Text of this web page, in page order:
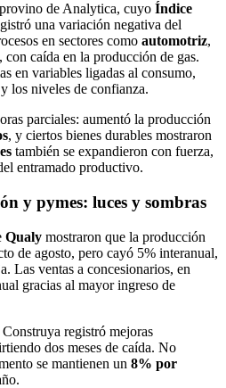
de Analytica, cuyo Índice
una variación negativa del
en sectores como automotriz,
, con caída en la producción de gas.
en variables ligadas al consumo,
los niveles de confianza.
parciales: aumentó la producción
, y ciertos bienes durables mostraron
también se expandieron con fuerza,
entramado productivo.
y pymes: luces y sombras
Qualy mostraron que la producción
de agosto, pero cayó 5% interanual,
Las ventas a concesionarios, en
gracias al mayor ingreso de
registró mejoras
dos meses de caída. No
se mantienen un 8% por